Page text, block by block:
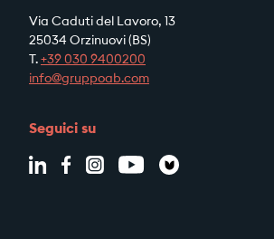
Via Caduti del Lavoro, 13
25034 Orzinuovi (BS)
T. +39 030 9400200
info@gruppoab.com
Seguici su